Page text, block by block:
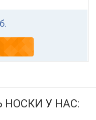
НОСКИ У НАС: